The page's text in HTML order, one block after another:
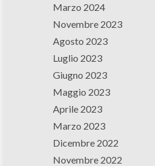
Marzo 2024
Novembre 2023
Agosto 2023
Luglio 2023
Giugno 2023
Maggio 2023
Aprile 2023
Marzo 2023
Dicembre 2022
Novembre 2022